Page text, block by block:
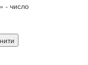
- число